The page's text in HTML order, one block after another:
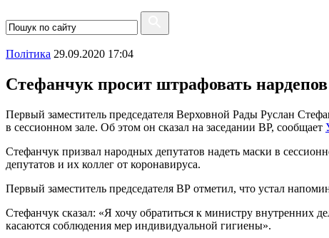
Полiтика 29.09.2020 17:04
Стефанчук просит штрафовать
Первый заместитель председателя Верховной Рады Руслан
в сессионном зале. Об этом он сказал на заседании ВР, сообщает
Стефанчук призвал народных депутатов надеть маски в
депутатов и их коллег от коронавируса.
Первый заместитель председателя ВР отметил, что устал
Стефанчук сказал: «Я хочу обратиться к министру внутренних
касаются соблюдения мер индивидуальной гигиены».